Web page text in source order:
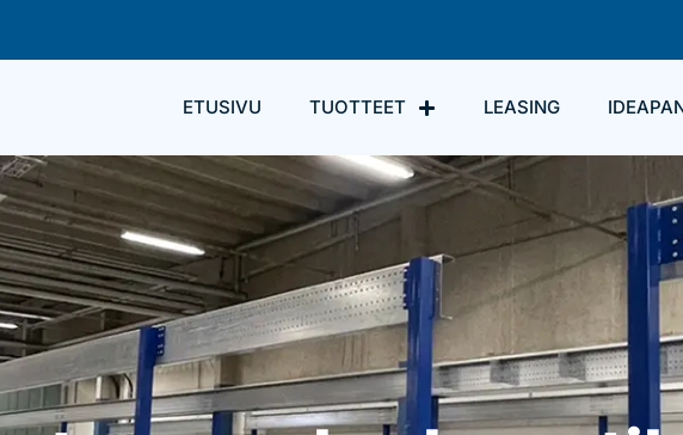
ETUSIVU TUOTTEET LEASING